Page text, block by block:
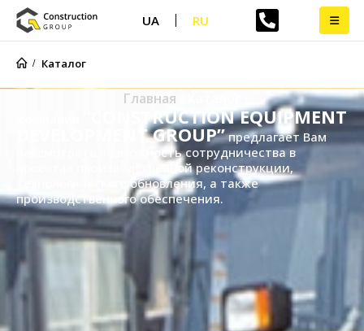
UA RU
Каталог
Главная
“CONSTRUCTION EQUIPMENT
DEVELOPMENT GROUP”предлагает Вам
рассмотреть возможность сотрудничества в
проектах производственной реконструкции,
технологического обновления, а также
производственного обеспечения.